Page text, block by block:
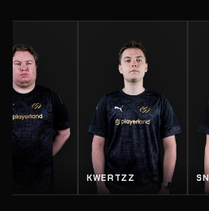
KWERTZZ